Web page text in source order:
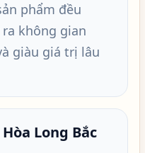
phẩm đều
không gian
giàu giá trị lâu
Long Bắc